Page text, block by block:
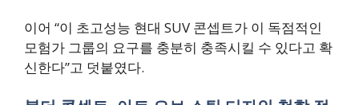
이어 “이 초고성능 현대 SUV 콘셉트가 이 독점적인
모험가 그룹의 요구를 충분히 충족시킬 수 있다고 확
신한다”고 덧붙였다.